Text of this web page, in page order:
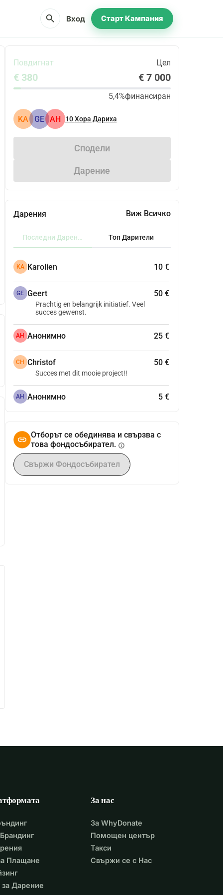
search Вход Старт Кампания
Повдигнат Цел
€ 380 € 7 000
5,4%финансиран
KA GE АН 10Хора Дариха
Сподели
Дарение
Дарения Виж Всичко
Последни Дарения Топ Дарители
KA Karolien 10 €
GE Geert 50 €
Prachtig en belangrijk initiatief. Veel
succes gewenst.
АН Анонимно 25 €
CH Christof 50 €
Succes met dit mooie project!!
АН Анонимно 5 €
Отборът се обединява и свързва с
това фондосъбирател. info
Свържи Фондосъбирател
Плащане
Дарение
За нас
За WhyDonate
Помощен център
Такси
Свържи се с Нас